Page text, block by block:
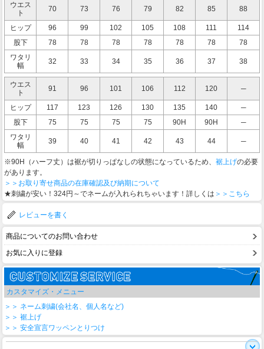
ウエス
ト
70 73 76 79 82 85 88
ヒップ 96 99 102 105 108 111
114
股下
78 78 78 78 78 78
78
ワタリ
幅
32 33 34 35 36 37 38
ウエス
ト
91 96 101 106 112 120 ─
ヒップ 117 123 126 130 135 140
─
股下
75 75 75 75 90H 90H
─
ワタリ
幅
39 40 41 42 43 44 ─
※90H（ハーフ丈）は裾が切りっぱなしの状態になっているため、 裾上げの必要
があります。
＞＞お取り寄せ商品の在庫確認及び納期について
★刺繍が安い！324円～でネームが入れられちゃいます！詳しくは ＞＞こちら
レビューを書く
商品についてのお問い合わせ
お気に入りに登録
カスタマイズ・メニュー
＞＞ ネーム刺繍(会社名、個人名など)
＞＞ 裾上げ
＞＞ 安全宣言ワッペンとりつけ